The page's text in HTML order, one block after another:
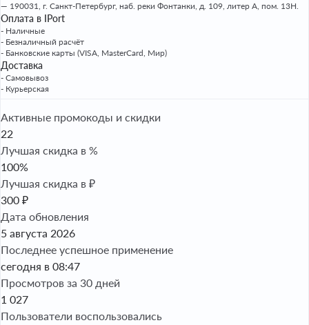
190031, г. Санкт-Петербург, наб. реки Фонтанки, д. 109, литер А, пом. 13Н.
Оплата в IPort
- Наличные
- Безналичный расчёт
- Банковские карты (VISA, MasterCard, Мир)
Доставка
- Самовывоз
- Курьерская
Активные промокоды и скидки
22
Лучшая скидка в %
100%
Лучшая скидка в ₽
300 ₽
Дата обновления
5 августа 2026
Последнее успешное применение
сегодня в 08:47
Просмотров за 30 дней
1 027
Пользователи воспользовались